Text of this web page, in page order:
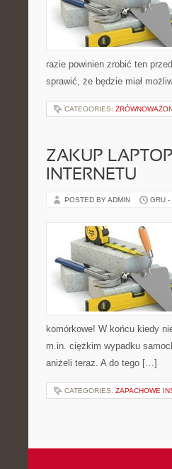
razie powinien zrobić ten
sprawić, że będzie miał
CATEGORIES:
ZAKUP
INTERNETU
POSTED BY ADMIN GRU -
komórkowe! W końcu kiedy
m.in. ciężkim wypadku
aniżeli teraz. A do tego […]
CATEGORIES: ZAPACHOWE